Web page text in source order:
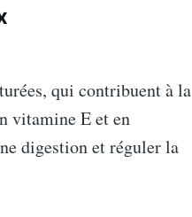
qui contribuent à la
vitamine E et en
digestion et réguler la